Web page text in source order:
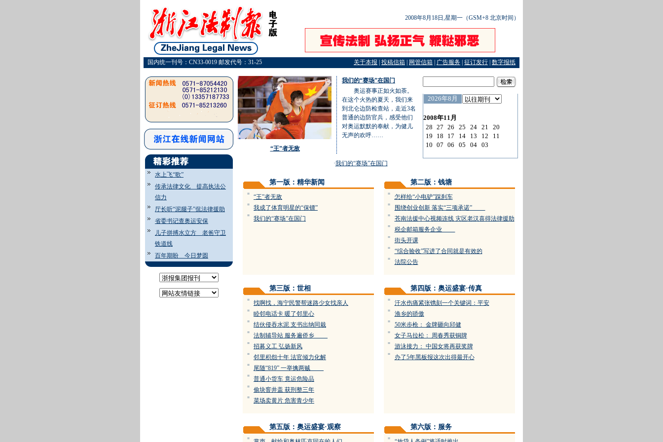
2008年8月18日,星期一（GSM+8 北京时间）
国内统一刊号：CN33-0019 邮发代号：31-25 关于本报 投稿信箱 网管信箱 广告服务 征订发行 数字报纸
水上飞“歌”
传承法律文化 提高执法公
信力
厅长听“泥腿子”侃法律援助
省委书记查奥运安保
儿子拼搏水立方 老爸守卫
铁道线
百年期盼 今日梦圆
“王”者无敌
我们的“赛场”在国门
奥运赛事正如火如荼。
在这个火热的夏天，我们来
到北仑边防检查站，走近3名
普通的边防官兵，感受他们
对奥运默默的奉献，为健儿
无声的欢呼……
我们的“赛场”在国门
第一版：精华新闻
= “王”者无敌
= 我成了体育明星的“保镖”
= 我们的“赛场”在国门
第二版：钱塘
= 怎样给“小电驴”踩刹车
= 围绕创业创新 落实“三项承诺”
= 苍南法援中心视频连线 灾区老汉喜得法律援助
= 税企邮箱服务企业
= 街头开课
= “综合验收”写进了合同就是有效的
= 法院公告
第三版：世相
= 找啊找，海宁民警帮迷路少女找亲人
= 睦邻电话卡 暖了邻里心
= 结伙侵吞水泥 支书出纳同栽
= 法制辅导站 服务遍侨乡
= 招募义工 弘扬新风
= 邻里积怨十年 法官倾力化解
= 尾随“819” 一举擒两贼
= 普通小货车 竟运危险品
= 偷块窨井盖 获刑整三年
= 菜场卖黄片 危害青少年
第四版：奥运盛宴·传真
= 汗水伤痛紧张镌刻一个关键词：平安
= 渔乡的骄傲
= 50米步枪： 金牌砸向邱健
= 女子马拉松： 周春秀获铜牌
= 游泳接力： 中国女将再获奖牌
= 办了5年黑板报这次出得最开心
第五版：奥运盛宴·观察
=
第六版：服务
=